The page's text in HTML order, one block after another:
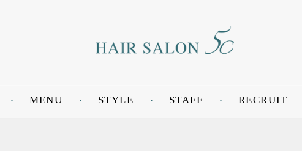
MENU STYLE STAFF RECRUIT